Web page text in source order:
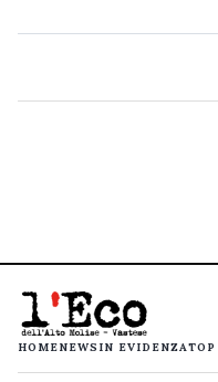
HOMENEWS IN EVIDENZATOP